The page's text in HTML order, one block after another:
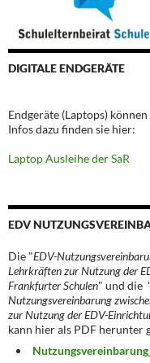
DIGITALE ENDGERÄTE
Endgeräte (Laptops)
Infos dazu finden sie hier:
Laptop Ausleihe der SaR
EDV
Die "EDV-
Lehrkräften zur Nutzung der
Frankfurter Schulen" und die
Nutzungsvereinbarung
zur Nutzung der EDV-
kann hier als PDF herunter